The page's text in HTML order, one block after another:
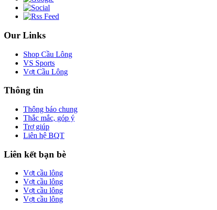
Our Links
Shop Cầu Lông
VS Sports
Vợt Cầu Lông
Thông tin
Thông báo chung
Thắc mắc, góp ý
Trợ giúp
Liên hệ BQT
Liên kết bạn bè
Vợt cầu lông
Vợt cầu lông
Vợt cầu lông
Vợt cầu lông